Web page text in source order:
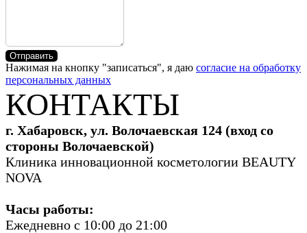
Отправить
Нажимая на кнопку "записаться", я даю согласие на обработку
персональных данных
КОНТАКТЫ
г. Хабаровск, ул. Волочаевская 124 (вход со
стороны Волочаевской)
Клиника инновационной косметологии BEAUTY
NOVA
Часы работы:
Ежедневно с 10:00 до 21:00